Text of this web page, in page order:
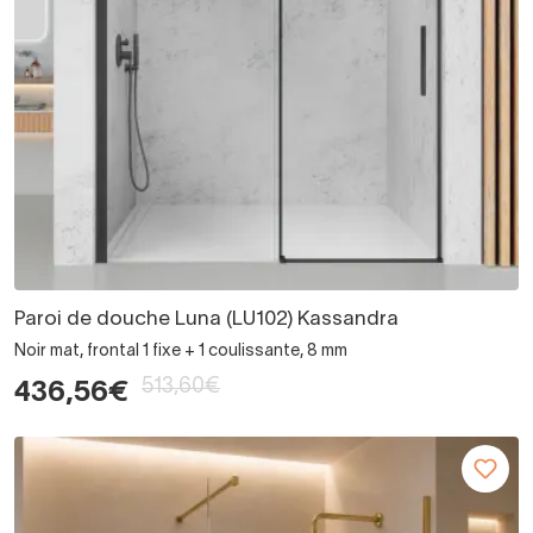
Paroi de douche Luna (LU102) Kassandra
Noir mat, frontal 1 fixe + 1 coulissante, 8 mm
436,56€ 513,60€